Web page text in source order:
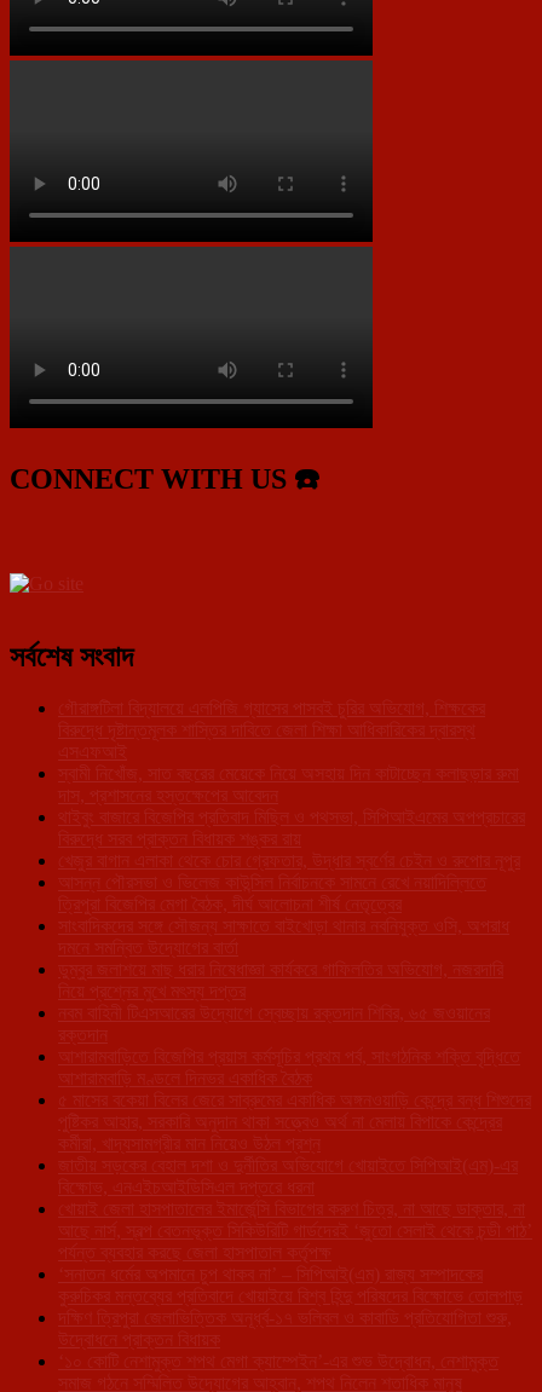
CONNECT WITH US ☎️
সর্বশেষ সংবাদ
গৌরাঙ্গটিলা বিদ্যালয়ে এলপিজি গ্যাসের পাসবই চুরির অভিযোগ, শিক্ষকের
বিরুদ্ধে দৃষ্টান্তমূলক শাস্তির দাবিতে জেলা শিক্ষা আধিকারিকের দ্বারস্থ
এসএফআই
স্বামী নিখোঁজ, সাত বছরের মেয়েকে নিয়ে অসহায় দিন কাটাচ্ছেন কলাছড়ার রুমা
দাস, প্রশাসনের হস্তক্ষেপের আবেদন
থাইবুং বাজারে বিজেপির প্রতিবাদ মিছিল ও পথসভা, সিপিআইএমের অপপ্রচারের
বিরুদ্ধে সরব প্রাক্তন বিধায়ক শঙ্কর রায়
খেজুর বাগান এলাকা থেকে চোর গ্রেফতার, উদ্ধার স্বর্ণের চেইন ও রুপোর নূপুর
আসন্ন পৌরসভা ও ভিলেজ কাউন্সিল নির্বাচনকে সামনে রেখে নয়াদিল্লিতে
ত্রিপুরা বিজেপির মেগা বৈঠক, দীর্ঘ আলোচনা শীর্ষ নেতৃত্বের
সাংবাদিকদের সঙ্গে সৌজন্য সাক্ষাতে বাইখোড়া থানার নবনিযুক্ত ওসি, অপরাধ
দমনে সমন্বিত উদ্যোগের বার্তা
ডুম্বুর জলাশয়ে মাছ ধরার নিষেধাজ্ঞা কার্যকরে গাফিলতির অভিযোগ, নজরদারি
নিয়ে প্রশ্নের মুখে মৎস্য দপ্তর
নবম বাহিনী টিএসআরের উদ্যোগে স্বেচ্ছায় রক্তদান শিবির, ৬৫ জওয়ানের
রক্তদান
আশারামবাড়িতে বিজেপির প্রয়াস কর্মসূচির প্রথম পর্ব, সাংগঠনিক শক্তি বৃদ্ধিতে
আশারামবাড়ি মণ্ডলে দিনভর একাধিক বৈঠক
৫ মাসের বকেয়া বিলের জেরে সাব্রুমের একাধিক অঙ্গনওয়াড়ি কেন্দ্রে বন্ধ শিশুদের
পুষ্টিকর আহার, সরকারি অনুদান থাকা সত্ত্বেও অর্থ না মেলায় বিপাকে কেন্দ্রের
কর্মীরা, খাদ্যসামগ্রীর মান নিয়েও উঠল প্রশ্ন
জাতীয় সড়কের বেহাল দশা ও দুর্নীতির অভিযোগে খোয়াইতে সিপিআই(এম)-এর
বিক্ষোভ, এনএইচআইডিসিএল দপ্তরে ধরনা
খোয়াই জেলা হাসপাতালের ইমার্জেন্সি বিভাগের করুণ চিত্র, না আছে ডাক্তার, না
আছে নার্স, স্বল্প বেতনভূক্ত সিকিউরিটি গার্ডদেরই ‘জুতো সেলাই থেকে চন্ডী পাঠ’
পর্যন্ত ব্যবহার করছে জেলা হাসপাতাল কর্তৃপক্ষ
‘সনাতন ধর্মের অপমানে চুপ থাকব না’ – সিপিআই(এম) রাজ্য সম্পাদকের
কুরুচিকর মন্তব্যের প্রতিবাদে খোয়াইয়ে বিশ্ব হিন্দু পরিষদের বিক্ষোভে তোলপাড়
দক্ষিণ ত্রিপুরা জেলাভিত্তিক অনূর্ধ্ব-১৭ ভলিবল ও কাবাডি প্রতিযোগিতা শুরু,
উদ্বোধনে প্রাক্তন বিধায়ক
‘১০ কোটি নেশামুক্ত শপথ মেগা ক্যাম্পেইন’-এর শুভ উদ্বোধন, নেশামুক্ত
সমাজ গঠনে সম্মিলিত উদ্যোগের আহ্বান, শপথ নিলেন শতাধিক মানুষ